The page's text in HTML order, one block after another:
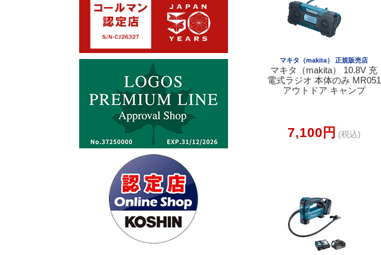
マキタ（makita） 正規販売店
マキタ（makita） 10.8V 充
電式ラジオ 本体のみ MR051
アウトドア キャンプ
7,100円 (税込)